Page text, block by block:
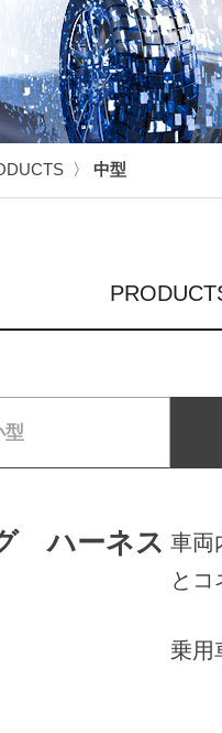
〉 中型
型
ハーネス 車両
と
乗用